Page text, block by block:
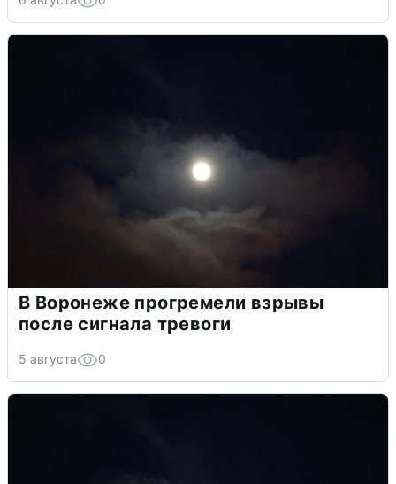
В Воронеже прогремели взрывы
после сигнала тревоги
5 августа 0